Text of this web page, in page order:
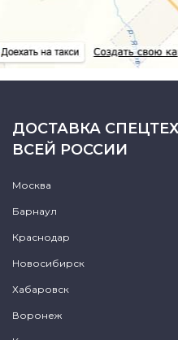
ДОСТАВКА
ВСЕЙ РОССИИ
Москва
Барнаул
Краснодар
Новосибирск
Хабаровск
Воронеж